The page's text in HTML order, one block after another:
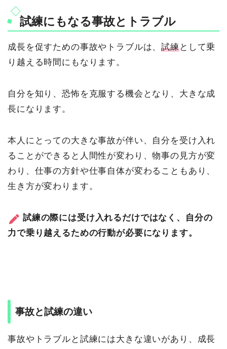
試練にもなる事故とトラブル
成長を促すための事故やトラブルは、試練として乗
り越える時間にもなります。
自分を知り、恐怖を克服する機会となり、大きな成
長になります。
本人にとっての大きな事故が伴い、自分を受け入れ
ることができると人間性が変わり、物事の見方が変
わり、仕事の方針や仕事自体が変わることもあり、
生き方が変わります。
試練の際には受け入れるだけではなく、自分の
力で乗り越えるための行動が必要になります。
事故と試練の違い
事故やトラブルと試練には大きな違いがあり、成長